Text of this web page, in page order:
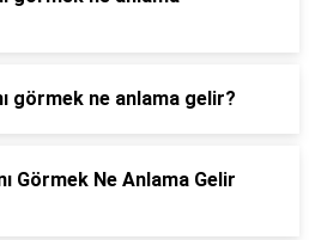
görmek ne anlama gelir?
Görmek Ne Anlama Gelir